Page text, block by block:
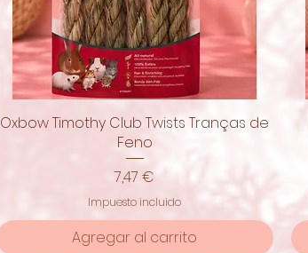
Vista rápida
Oxbow Timothy Club Twists Tranças de
Feno
Precio
7,47 €
Impuesto incluido
Agregar al carrito